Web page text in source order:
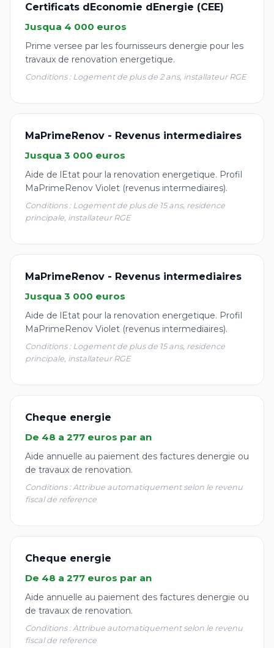
Certificats dEconomie dEnergie (CEE)
Jusqua 4 000 euros
Prime versee par les fournisseurs denergie pour les
travaux de renovation energetique.
Conditions : Logement de plus de 2 ans, installateur RGE
MaPrimeRenov - Revenus intermediaires
Jusqua 3 000 euros
Aide de lEtat pour la renovation energetique. Profil
MaPrimeRenov Violet (revenus intermediaires).
Conditions : Logement de plus de 15 ans, residence
principale, installateur RGE
MaPrimeRenov - Revenus intermediaires
Jusqua 3 000 euros
Aide de lEtat pour la renovation energetique. Profil
MaPrimeRenov Violet (revenus intermediaires).
Conditions : Logement de plus de 15 ans, residence
principale, installateur RGE
Cheque energie
De 48 a 277 euros par an
Aide annuelle au paiement des factures denergie ou
de travaux de renovation.
Conditions : Attribue automatiquement selon le revenu
fiscal de reference
Cheque energie
De 48 a 277 euros par an
Aide annuelle au paiement des factures denergie ou
de travaux de renovation.
Conditions : Attribue automatiquement selon le revenu
fiscal de reference